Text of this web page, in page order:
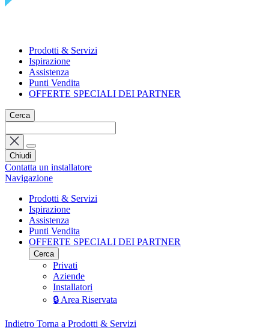
Prodotti & Servizi
Ispirazione
Assistenza
Punti Vendita
OFFERTE SPECIALI DEI PARTNER
Cerca
Chiudi
Contatta un installatore
Navigazione
Prodotti & Servizi
Ispirazione
Assistenza
Punti Vendita
OFFERTE SPECIALI DEI PARTNER
Cerca
Privati
Aziende
Installatori
🔒 Area Riservata
Indietro Torna a Prodotti & Servizi